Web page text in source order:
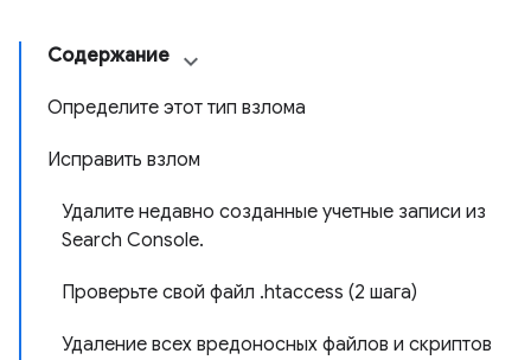
Содержание
Определите этот тип взлома
Исправить взлом
Удалите недавно созданные учетные записи из
Search Console.
Проверьте свой файл .htaccess (2 шага)
Удаление всех вредоносных файлов и скриптов